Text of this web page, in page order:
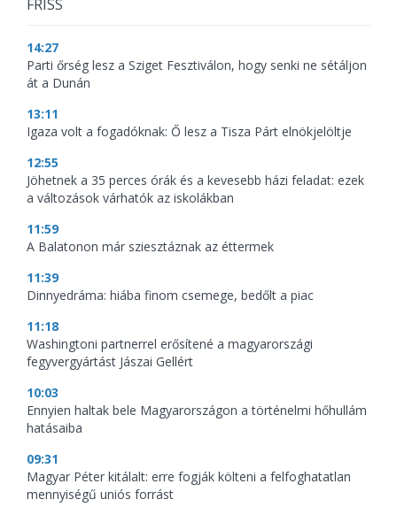
FRISS
14:27
Parti őrség lesz a Sziget Fesztiválon, hogy senki ne sétáljon
át a Dunán
13:11
Igaza volt a fogadóknak: Ő lesz a Tisza Párt elnökjelöltje
12:55
Jöhetnek a 35 perces órák és a kevesebb házi feladat: ezek
a változások várhatók az iskolákban
11:59
A Balatonon már sziesztáznak az éttermek
11:39
Dinnyedráma: hiába finom csemege, bedőlt a piac
11:18
Washingtoni partnerrel erősítené a magyarországi
fegyvergyártást Jászai Gellért
10:03
Ennyien haltak bele Magyarországon a történelmi hőhullám
hatásaiba
09:31
Magyar Péter kitálalt: erre fogják költeni a felfoghatatlan
mennyiségű uniós forrást